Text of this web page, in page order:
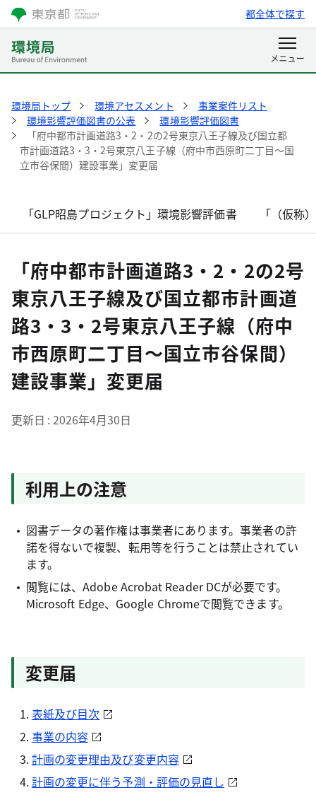
都全体で探す
環境局トップ 環境アセスメント
事業案件リスト
環境影響評価図書の公表
環境影響評価図書
「府中都市計画道路3・2・2の2号東京八王子線及び国立都
市計画道路3・3・2号東京八王子線（府中市西原町二丁目～国
立市谷保間）建設事業」変更届
「GLP昭島プロジェクト」環境影響評価書 「（仮称
「府中都市計画道路3・2・2の2号
東京八王子線及び国立都市計画道
路3・3・2号東京八王子線（府中
市西原町二丁目～国立市谷保間）
建設事業」変更届
更新日 2026年4月30日
利用上の注意
図書データの著作権は事業者にあります。事業者の許
諾を得ないで複製、転用等を行うことは禁止されてい
ます。
閲覧には、Adobe Acrobat Reader DCが必要です。
Microsoft Edge、Google Chromeで閲覧できます。
変更届
表紙及び目次
事業の内容
計画の変更理由及び変更内容
計画の変更に伴う予測・評価の見直し